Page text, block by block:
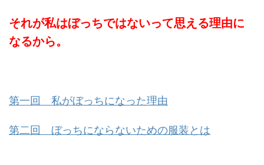
それが私はぼっちではないって思える理由に
なるから。
第一回 私がぼっちになった理由
第二回 ぼっちにならないための服装とは